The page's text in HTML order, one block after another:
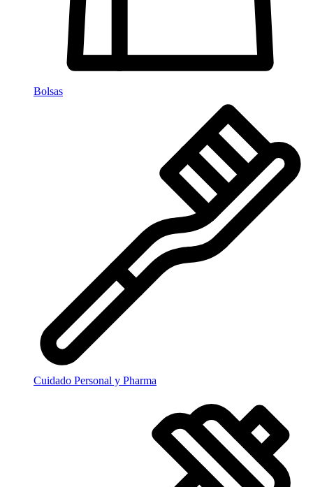
Bolsas
Cuidado Personal y Pharma